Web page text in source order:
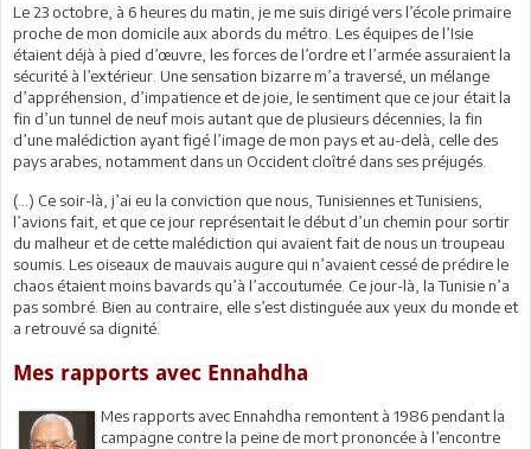
Le 23 octobre, à 6 heures du matin, je me suis dirigé vers l’école primaire
proche de mon domicile aux abords du métro. Les équipes de l’Isie
étaient déjà à pied d’œuvre, les forces de l’ordre et l’armée assuraient la
sécurité à l’extérieur. Une sensation bizarre m’a traversé, un mélange
d’appréhension, d’impatience et de joie, le sentiment que ce jour était la
fin d’un tunnel de neuf mois autant que de plusieurs décennies, la fin
d’une malédiction ayant figé l’image de mon pays et au-delà, celle des
pays arabes, notamment dans un Occident cloîtré dans ses préjugés.
(…) Ce soir-là, j’ai eu la conviction que nous, Tunisiennes et Tunisiens,
l’avions fait, et que ce jour représentait le début d’un chemin pour sortir
du malheur et de cette malédiction qui avaient fait de nous un troupeau
soumis. Les oiseaux de mauvais augure qui n’avaient cessé de prédire le
chaos étaient moins bavards qu’à l’accoutumée. Ce jour-là, la Tunisie n’a
pas sombré. Bien au contraire, elle s’est distinguée aux yeux du monde et
a retrouvé sa dignité.
Mes rapports avec Ennahdha
Mes rapports avec Ennahdha remontent à 1986 pendant la
campagne contre la peine de mort prononcée à l’encontre